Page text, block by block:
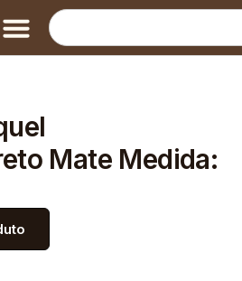
Mate Medida: